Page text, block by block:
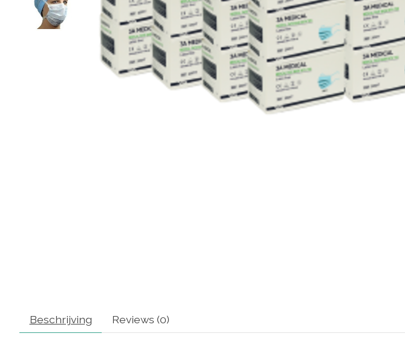
Beschrijving Reviews (0)